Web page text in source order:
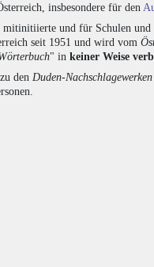
insbesondere für den
und für Schulen
seit 1951 und wird vom
" in keiner Weise
den Duden-Nachschlagewerken